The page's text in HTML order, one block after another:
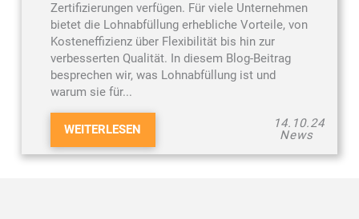
Zertifizierungen verfügen. Für viele Unternehmen
bietet die Lohnabfüllung erhebliche Vorteile, von
Kosteneffizienz über Flexibilität bis hin zur
verbesserten Qualität. In diesem Blog-Beitrag
besprechen wir, was Lohnabfüllung ist und
warum sie für...
WEITERLESEN
14.10.24
News